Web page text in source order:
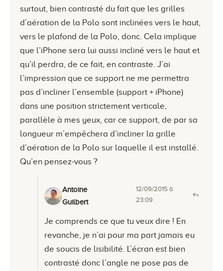
surtout, bien contrasté du fait que les grilles
d’aération de la Polo sont inclinées vers le haut,
vers le plafond de la Polo, donc. Cela implique
que l’iPhone sera lui aussi incliné vers le haut et
qu’il perdra, de ce fait, en contraste. J’ai
l’impression que ce support ne me permettra
pas d’incliner l’ensemble (support + iPhone)
dans une position strictement verticale,
parallèle à mes yeux, car ce support, de par sa
longueur m’empêchera d’incliner la grille
d’aération de la Polo sur laquelle il est installé.
Qu’en pensez-vous ?
Antoine
Guilbert
12/09/2015 à
23:09
Je comprends ce que tu veux dire ! En
revanche, je n’ai pour ma part jamais eu
de soucis de lisibilité. L’écran est bien
contrasté donc l’angle ne pose pas de